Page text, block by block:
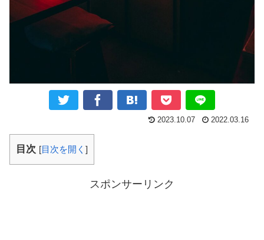
2023.10.07 2022.03.16
目次 [目次を開く ]
スポンサーリンク